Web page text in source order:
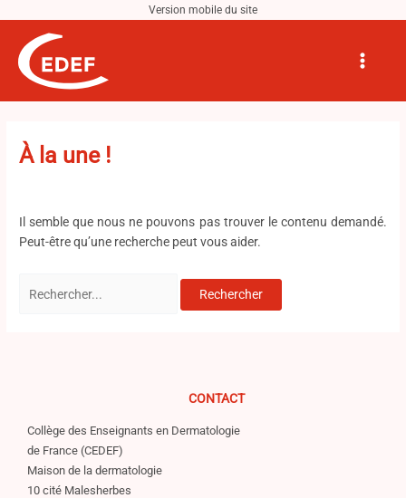
contenu
Menu
À la une !
Il semble que nous ne pouvons pas trouver le contenu demandé.
Peut-être qu’une recherche peut vous aider.
CONTACT
Collège des Enseignants en Dermatologie
de France (CEDEF)
Maison de la dermatologie
10 cité Malesherbes